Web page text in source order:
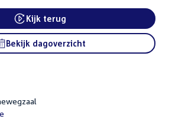
External link:
Kijk terug
Bekijk dagoverzicht